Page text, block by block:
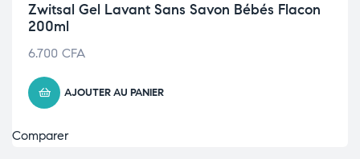
Zwitsal Gel Lavant Sans Savon Bébés Flacon
200ml
6.700 CFA
AJOUTER AU PANIER
Comparer